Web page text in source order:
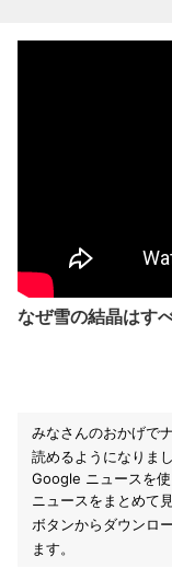
なぜ雪の結晶はす
みなさんのおかげで
読めるようになりま
Google ニュースを
ニュースをまとめて
ボタンからダウンロ
ます。